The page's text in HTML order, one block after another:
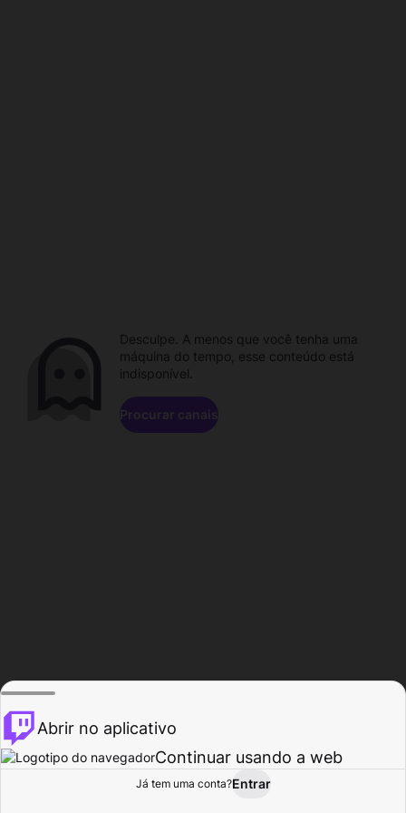
Procurar Atividade
Desculpe. A menos que você tenha uma
máquina do tempo, esse conteúdo está
indisponível.
Procurar canais
Abrir no aplicativo
Continuar usando a web
Já tem uma conta?Entrar